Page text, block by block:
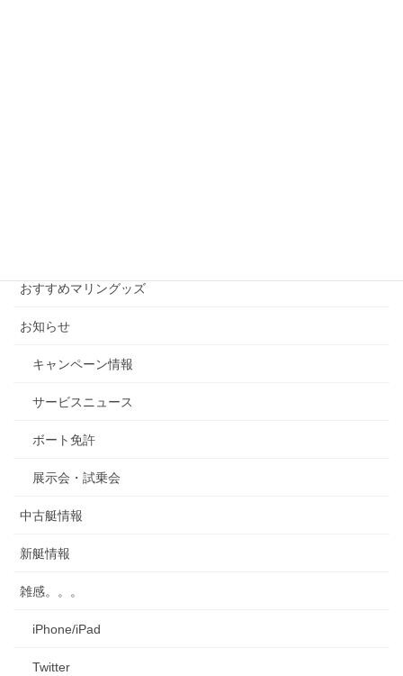
イおすすめマリングッズ
お知らせ
キャンペーン情報
サービスニュース
ボート免許
展示会・試乗会
中古艇情報
新艇情報
雑感。。。
iPhone/iPad
Twitter